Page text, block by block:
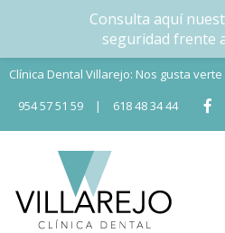
Skip
content
Clínica Dental Villarejo: Nos gusta
954 57 51 59
| 618 48 34 44
Consulta aquí
seguridad frente